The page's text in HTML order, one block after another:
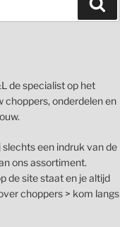
de specialist op het
choppers, onderdelen en
slechts een indruk van de
ons assortiment.
de site staat en je altijd
choppers > kom langs